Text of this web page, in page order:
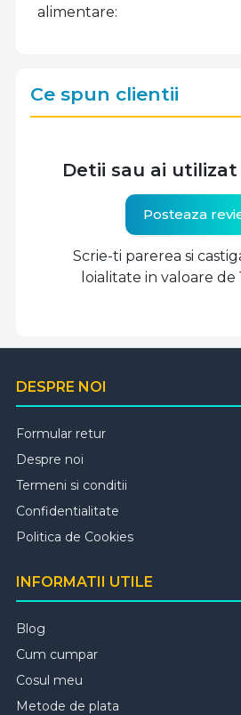
alimentare
Ce spun clientii
Detii sau ai
Posteaza
Scrie-ti parerea si
loialitate in valoare de
DESPRE NOI
Formular retur
Despre noi
Termeni si conditii
Confidentialitate
Politica de Cookies
INFORMATII UTILE
Blog
Cum cumpar
Cosul meu
Metode de plata